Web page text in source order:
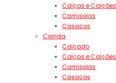
Calças e Calções
Camisolas
Casacos
Corrida
Calçado
Calças e Calções
Camisolas
Casacos